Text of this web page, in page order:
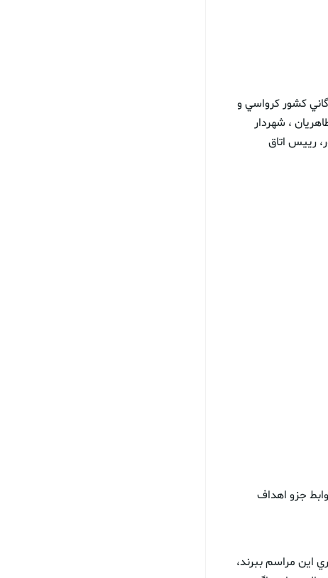
كشور كرواسي و
، شهردار
رييس اتاق
جزو اهداف
اين مراسم ببرند،